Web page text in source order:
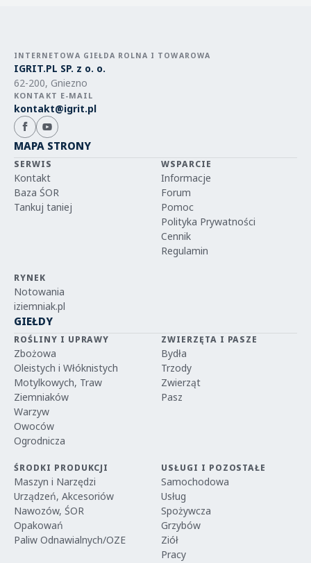
INTERNETOWA GIEŁDA ROLNA I TOWAROWA
IGRIT.PL SP. z o. o.
62-200, Gniezno
KONTAKT E-MAIL
kontakt@igrit.pl
MAPA STRONY
SERWIS
Kontakt
Baza ŚOR
Tankuj taniej
WSPARCIE
Informacje
Forum
Pomoc
Polityka Prywatności
Cennik
Regulamin
RYNEK
Notowania
iziemniak.pl
GIEŁDY
ROŚLINY I UPRAWY
Zbożowa
Oleistych i Włóknistych
Motylkowych, Traw
Ziemniaków
Warzyw
Owoców
Ogrodnicza
ZWIERZĘTA I PASZE
Bydła
Trzody
Zwierząt
Pasz
ŚRODKI PRODUKCJI
Maszyn i Narzędzi
Urządzeń, Akcesoriów
Nawozów, ŚOR
Opakowań
Paliw Odnawialnych/OZE
USŁUGI I POZOSTAŁE
Samochodowa
Usług
Spożywcza
Grzybów
Ziół
Pracy